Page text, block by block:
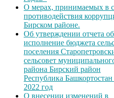
О мерах, принимаемых в
противодействия
Бирском районе.
Об утверждении отчета об
исполнение бюджета
поселения
сельсовет
района Бирский район
Республика Башкортостан
2022 год
О внесении изменений в